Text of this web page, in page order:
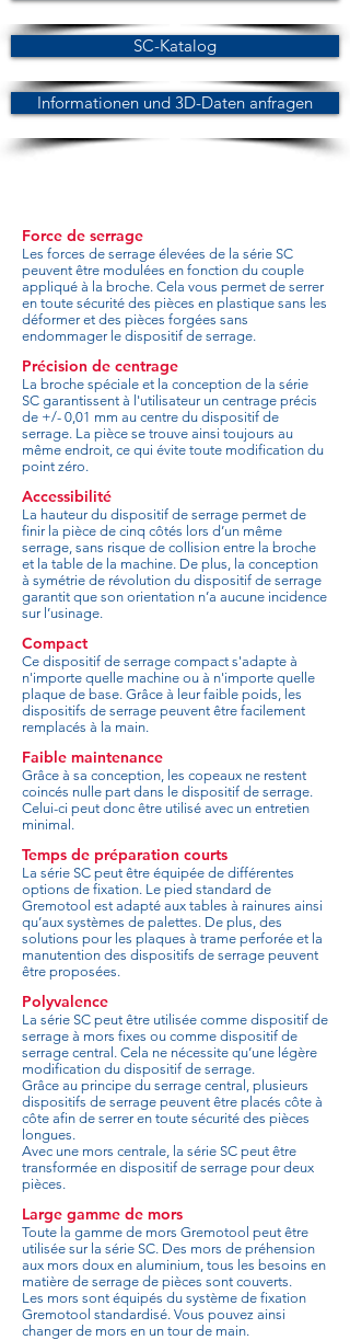
SC-Katalog
Informationen und 3D-Daten anfragen
Force de serrage
Les forces de serrage élevées de la série SC
peuvent être modulées en fonction du couple
appliqué à la broche. Cela vous permet de serrer
en toute sécurité des pièces en plastique sans les
déformer et des pièces forgées sans
endommager le dispositif de serrage.
Précision de centrage
La broche spéciale et la conception de la série
SC garantissent à l'utilisateur un centrage précis
de +/- 0,01 mm au centre du dispositif de
serrage. La pièce se trouve ainsi toujours au
même endroit, ce qui évite toute modification du
point zéro.
Accessibilité
La hauteur du dispositif de serrage permet de
finir la pièce de cinq côtés lors d’un même
serrage, sans risque de collision entre la broche
et la table de la machine. De plus, la conception
à symétrie de révolution du dispositif de serrage
garantit que son orientation n’a aucune incidence
sur l’usinage.
Compact
Ce dispositif de serrage compact s'adapte à
n'importe quelle machine ou à n'importe quelle
plaque de base. Grâce à leur faible poids, les
dispositifs de serrage peuvent être facilement
remplacés à la main.
Faible maintenance
Grâce à sa conception, les copeaux ne restent
coincés nulle part dans le dispositif de serrage.
Celui-ci peut donc être utilisé avec un entretien
minimal.
Temps de préparation courts
La série SC peut être équipée de différentes
options de fixation. Le pied standard de
Gremotool est adapté aux tables à rainures ainsi
qu’aux systèmes de palettes. De plus, des
solutions pour les plaques à trame perforée et la
manutention des dispositifs de serrage peuvent
être proposées.
Polyvalence
La série SC peut être utilisée comme dispositif de
serrage à mors fixes ou comme dispositif de
serrage central. Cela ne nécessite qu’une légère
modification du dispositif de serrage.
Grâce au principe du serrage central, plusieurs
dispositifs de serrage peuvent être placés côte à
côte afin de serrer en toute sécurité des pièces
longues.
Avec une mors centrale, la série SC peut être
transformée en dispositif de serrage pour deux
pièces.
Large gamme de mors
Toute la gamme de mors Gremotool peut être
utilisée sur la série SC. Des mors de préhension
aux mors doux en aluminium, tous les besoins en
matière de serrage de pièces sont couverts.
Les mors sont équipés du système de fixation
Gremotool standardisé. Vous pouvez ainsi
changer de mors en un tour de main.